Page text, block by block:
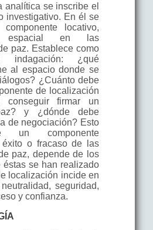
analítica se inscribe el
investigativo. En él se
locativo,
espacial en las
paz. Establece como
indagación: ¿qué
al espacio donde se
¿Cuánto debe
de localización
firmar un
y ¿dónde debe
de negociación? Esto
un componente
éxito o fracaso de las
paz, depende de los
éstas se han realizado
localización incide en
seguridad,
y confianza.